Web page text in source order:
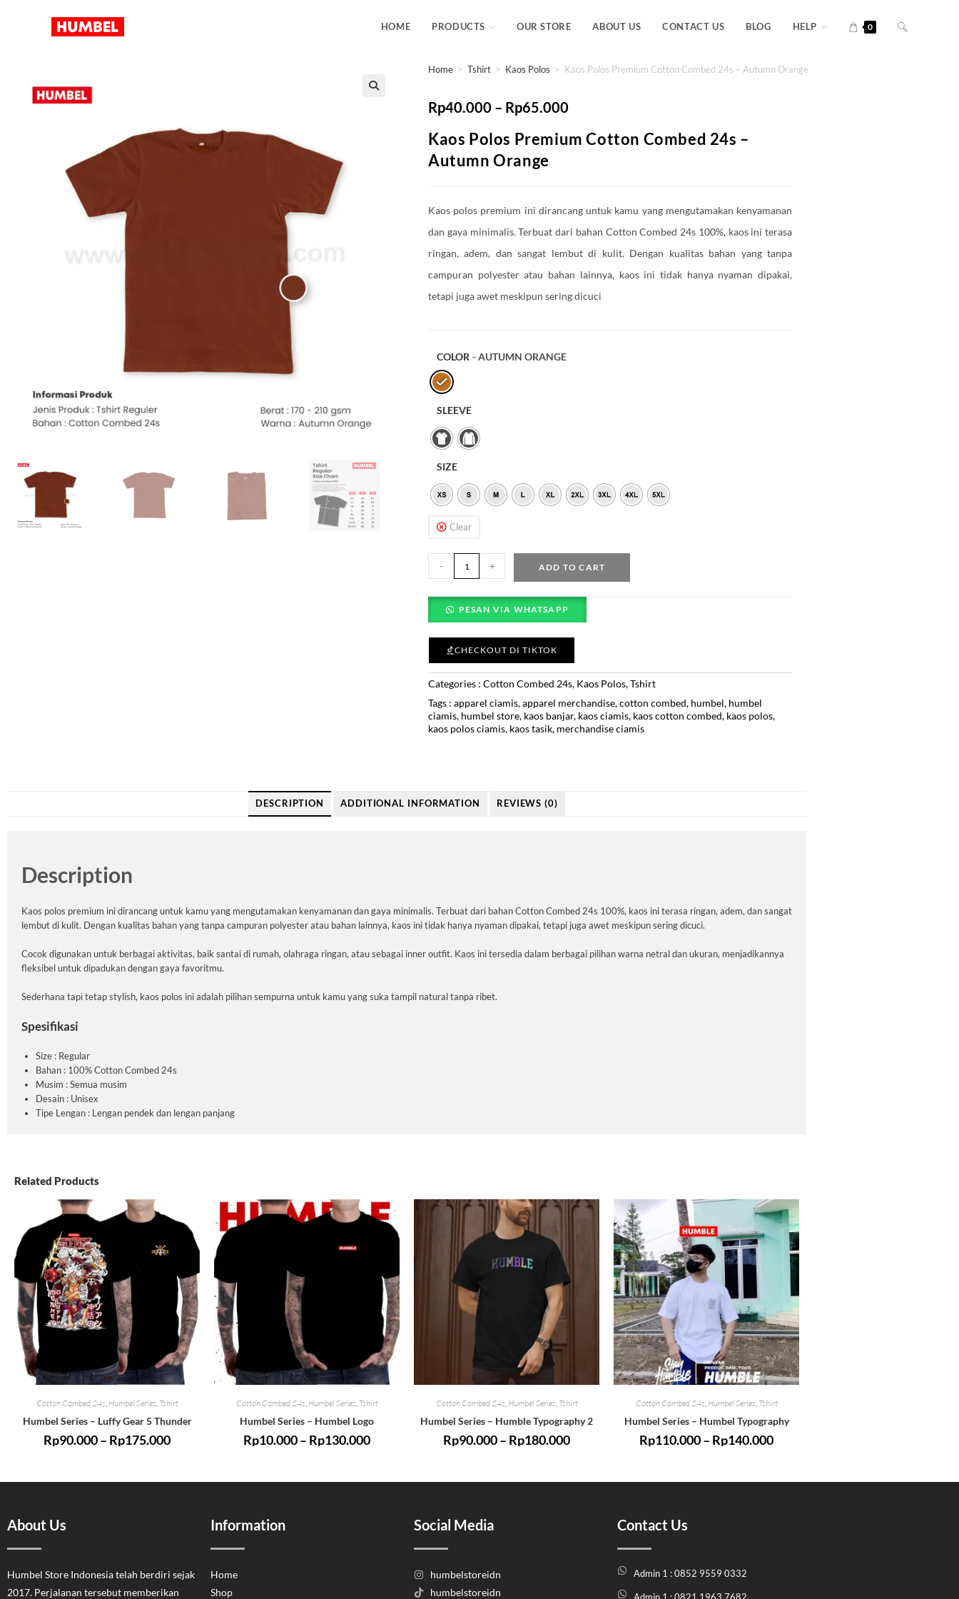
HOME PRODUCTS OUR STORE ABOUT US CONTACT US BLOG HELP 0
Home > Tshirt > Kaos Polos > Kaos Polos Premium Cotton Combed 24s – Autumn Orange
Rp40.000 – Rp65.000
Kaos Polos Premium Cotton Combed 24s –
Autumn Orange
Kaos polos premium ini dirancang untuk kamu yang mengutamakan kenyamanan
dan gaya minimalis. Terbuat dari bahan Cotton Combed 24s 100%, kaos ini terasa
ringan, adem, dan sangat lembut di kulit. Dengan kualitas bahan yang tanpa
campuran polyester atau bahan lainnya, kaos ini tidak hanya nyaman dipakai,
tetapi juga awet meskipun sering dicuci
COLOR - AUTUMN ORANGE
SLEEVE
SIZE
Clear
- + ADD TO CART
PESAN VIA WHATSAPP
CHECKOUT DI TIKTOK
Categories : Cotton Combed 24s, Kaos Polos,Tshirt
Tags : apparel ciamis,apparel merchandise,cotton combed, humbel, humbel
ciamis, humbel store, kaos banjar, kaos ciamis, kaos cotton combed, kaos polos,
kaos polos ciamis, kaos tasik, merchandise ciamis
DESCRIPTION ADDITIONAL INFORMATION REVIEWS (0)
Description
Kaos polos premium ini dirancang untuk kamu yang mengutamakan kenyamanan dan gaya minimalis. Terbuat dari bahan Cotton Combed 24s 100%, kaos ini terasa ringan, adem, dan sangat
lembut di kulit. Dengan kualitas bahan yang tanpa campuran polyester atau bahan lainnya, kaos ini tidak hanya nyaman dipakai, tetapi juga awet meskipun sering dicuci.
Cocok digunakan untuk berbagai aktivitas, baik santai di rumah, olahraga ringan, atau sebagai inner outfit. Kaos ini tersedia dalam berbagai pilihan warna netral dan ukuran, menjadikannya
fleksibel untuk dipadukan dengan gaya favoritmu.
Sederhana tapi tetap stylish, kaos polos ini adalah pilihan sempurna untuk kamu yang suka tampil natural tanpa ribet.
Spesifikasi
Size : Regular
Bahan : 100% Cotton Combed 24s
Musim : Semua musim
Desain : Unisex
Tipe Lengan : Lengan pendek dan lengan panjang
Related Products
Cotton Combed 24s, Humbel Series, Tshirt
Humbel Series – Luffy Gear 5 Thunder
Rp90.000– Rp175.000
Cotton Combed 24s, Humbel Series, Tshirt
Humbel Series – Humbel Logo
Rp10.000– Rp130.000
Cotton Combed 24s, Humbel Series, Tshirt
Humbel Series – Humble Typography 2
Rp90.000– Rp180.000
Cotton Combed 24s, Humbel Series, Tshirt
Humbel Series – Humbel Typography
Rp110.000– Rp140.000
About Us
Humbel Store Indonesia telah berdiri sejak
2017. Perjalanan tersebut memberikan
Information
Home
Shop
Social Media
humbelstoreidn
humbelstoreidn
Contact Us
Admin 1 : 0852 9559 0332